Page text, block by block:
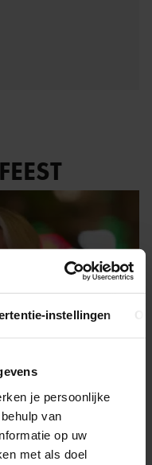
instellingen
je persoonlijke
van
op uw
met als doel